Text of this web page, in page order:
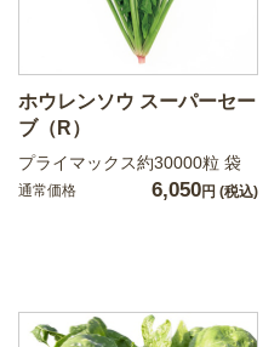
ホウレンソウ スーパーセー
ブ（R）
プライマックス約30000粒 袋
通常価格 6,050円 (税込)